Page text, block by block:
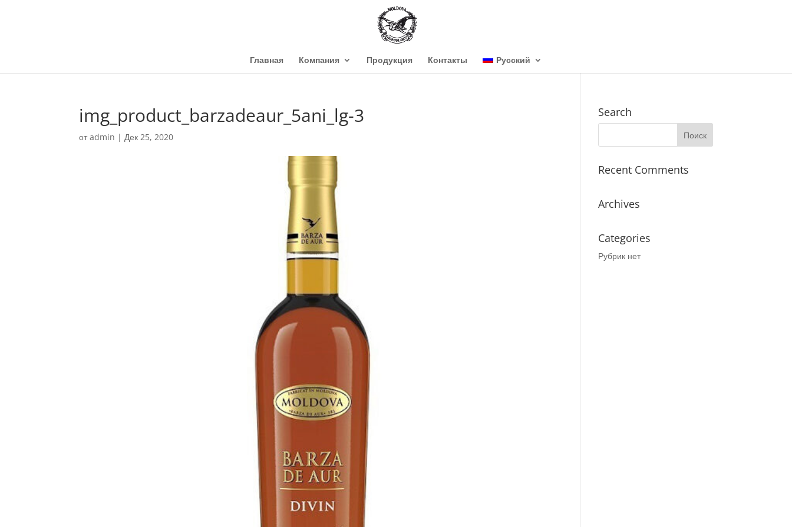
Главная Компания Продукция Контакты Русский
img_product_barzadeaur_5ani_lg-3
отadmin |Дек 25, 2020
Search
Recent Comments
Archives
Categories
Рубрик нет